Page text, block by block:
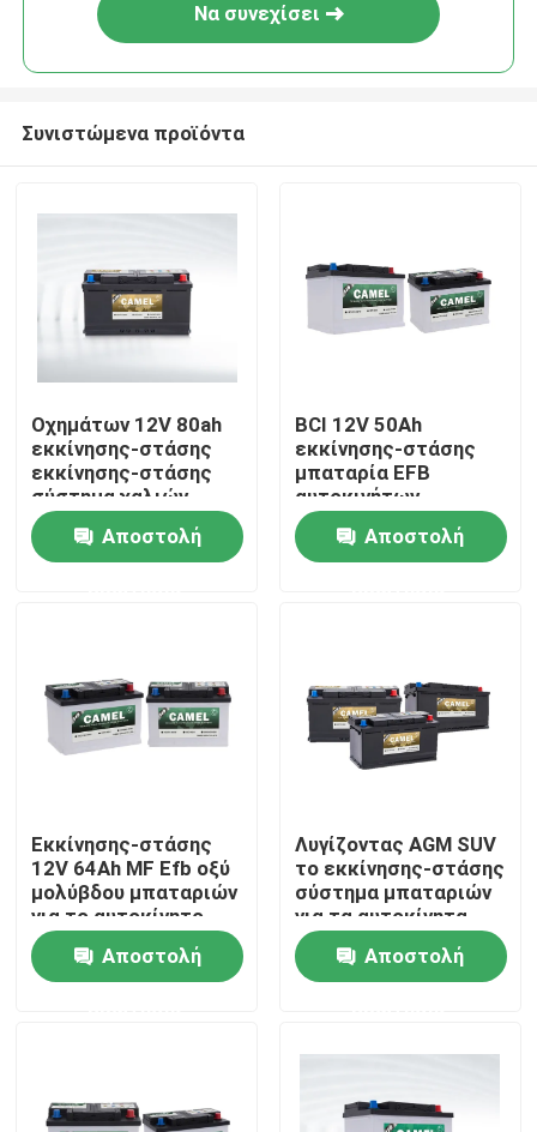
Σπίτι
Προϊόντα
Ποιοτικός έλεγχος
Group Website
Μπαταρία εκκινητών αυτοκινήτων
Ιονική μπαταρία εκκινητών λίθιου
Να συνεχίσει
Συνιστώμενα προϊόντα
Οχημάτων 12V 80ah
εκκίνησης-στάσης
εκκίνησης-στάσης
σύστημα χαλιών
γυαλιού μπαταριών
απορροφητικό
Αποστολή
BCI 12V 50Ah
εκκίνησης-στάσης
μπαταρία EFB
αυτοκινήτων
μολύβδου όξινη για
τα οχήματαΑποστολή
Εκκίνησης-στάσης
12V 64Ah MF Efb οξύ
μολύβδου μπαταριών
για το αυτοκίνητο
αυτοκίνητο
Αποστολή
Λυγίζοντας AGM SUV
το εκκίνησης-στάσης
σύστημα μπαταριών
για τα αυτοκίνητα
αυτοκίνητα
Αποστολή